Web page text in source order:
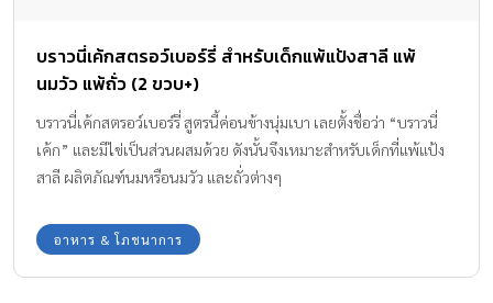
บราวนี่เค้กสตรอว์เบอร์รี่ สำหรับเด็กแพ้แป้งสาลี แพ้
นมวัว แพ้ถั่ว (2 ขวบ+)
บราวนี่เค้กสตรอว์เบอร์รี่ สูตรนี้ค่อนข้างนุ่มเบา เลยตั้งชื่อว่า “บราวนี่
เค้ก” และมีไข่เป็นส่วนผสมด้วย ดังนั้นจึงเหมาะสำหรับเด็กที่แพ้แป้ง
สาลี ผลิตภัณฑ์นมหรือนมวัว และถั่วต่างๆ
อาหาร & โภชนาการ